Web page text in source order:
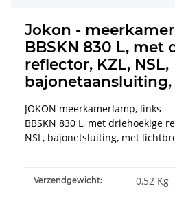
Jokon -
BBSKN 830 L, met
reflector, KZL, NSL,
JOKON meerkamerlamp, links
BBSKN 830 L, met driehoekige
NSL, bajonetsluiting, met
#productDetails.itemValue#
Verzendgewicht: 0,52 Kg